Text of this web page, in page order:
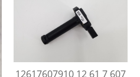
12617607910 12 61 7 607